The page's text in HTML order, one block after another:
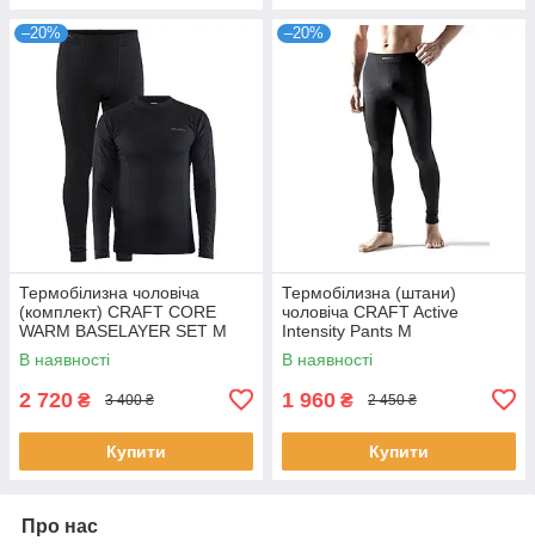
–20%
Термобілизна чоловіча
(комплект) CRAFT CORE
WARM BASELAYER SET M
В наявності
2 720 ₴ 3 400 ₴
Купити
–20%
Термобілизна (штани)
чоловіча CRAFT Active
Intensity Pants M
В наявності
1 960 ₴ 2 450 ₴
Купити
Про нас